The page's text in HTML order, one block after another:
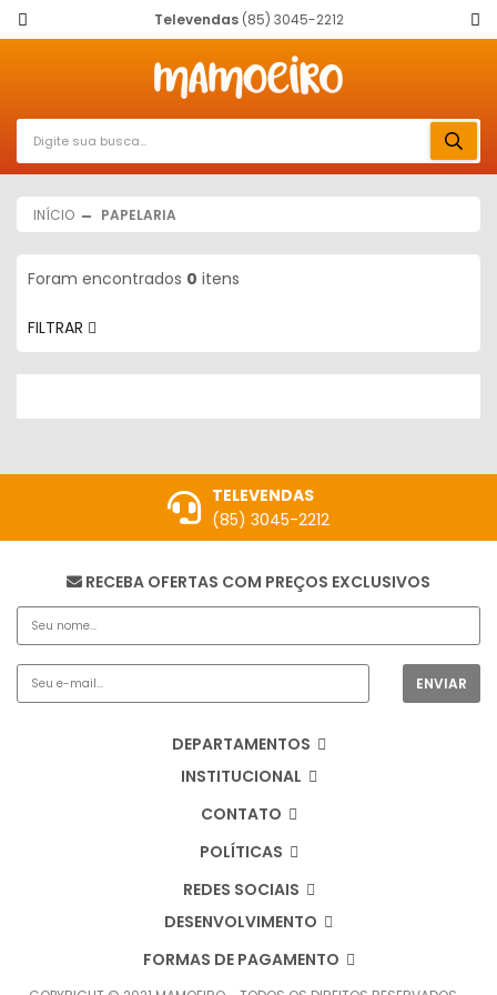
Televendas(85) 3045-2212
INÍCIO PAPELARIA
Foram encontrados 0 itens
FILTRAR
TELEVENDAS
(85) 3045-2212
RECEBA OFERTAS COM PREÇOS EXCLUSIVOS
DEPARTAMENTOS
INSTITUCIONAL
CONTATO
POLÍTICAS
REDES SOCIAIS
DESENVOLVIMENTO
FORMAS DE PAGAMENTO